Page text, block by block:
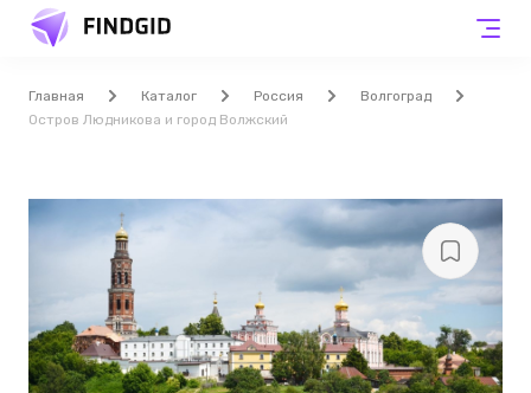
Главная Каталог Россия
Волгоград
Остров Людникова и город Волжский